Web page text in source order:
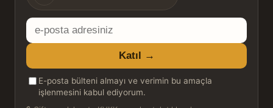
E-
posta
adresiniz
Katıl →
E-posta bülteni almayı ve verimin bu amaçla
işlenmesini kabul ediyorum.